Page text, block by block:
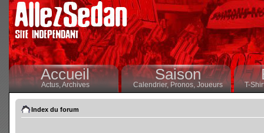
Accueil
Actus,Archives
Saison
Calendrier,Pronos, Joueurs T-
Index du forum